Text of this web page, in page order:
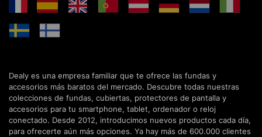
Dealy es una empresa familiar que te ofrece las fundas y
accesorios más baratos del mercado. Descubre todas nuestras
colecciones de fundas, cubiertas, protectores de pantalla y
accesorios para tu smartphone, tablet, ordenador o reloj
conectado. Desde 2012, introducimos nuevos productos cada día,
para ofrecerte aún más opciones. Ya hay más de 600.000 clientes